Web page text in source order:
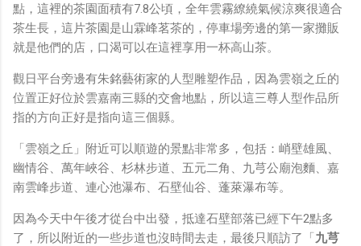
點，這裡的茶園面積有7.8公頃，全年雲霧繚繞氣候涼爽很適合
茶生長，這片茶園是山霖峰茗茶的，停車場旁邊的第一家攤販
就是他們的店，口渴可以在這裡享用一杯高山茶。
觀日平台旁邊有朱銘藝術家的人型雕塑作品，因為雲嶺之丘的
位置正好位於雲嘉南三縣的交會地點，所以這三尊人型作品所
指的方向正好是指向這三個縣。
「雲嶺之丘」附近可以順遊的景點非常多，包括：峭壁雄風、
幽情谷、萬年峽谷、杉林步道、五元二角、九芎公廟泡麵、嘉
南雲峰步道、連心池瀑布、石壁仙谷、蓬萊瀑布等。
因為今天中午後才從台中出發，抵達石壁部落已經下午2點多
了，所以附近的一些步道也沒時間去走，最後只順訪了「九芎